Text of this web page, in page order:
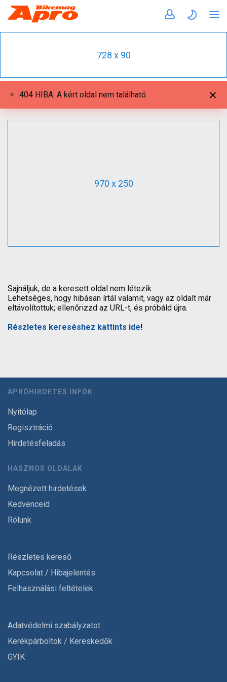
728 x 90
404 HIBA: A kért oldal nem található.
970 x 250
Sajnáljuk, de a keresett oldal nem létezik.
Lehetséges, hogy hibásan írtál valamit, vagy az oldalt már
eltávolítottuk; ellenőrizzd az URL-t, és próbáld újra.
Részletes kereséshez kattints ide!
APRÓHIRDETÉS INFÓK
Nyitólap
Regisztráció
Hirdetésfeladás
HASZNOS OLDALAK
Megnézett hirdetések
Kedvenceid
Rólunk
Részletes kereső
Kapcsolat / Hibajelentés
Felhasználási feltételek
Adatvédelmi szabályzatot
Kerékpárboltok / Kereskedők
GYIK